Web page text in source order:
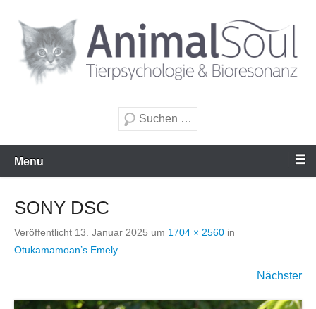
Inhalt
wechseln
Suche
Menu
SONY DSC
Veröffentlicht 13. Januar 2025 um 1704 × 2560 in
Otukamamoan’s Emely
Nächster